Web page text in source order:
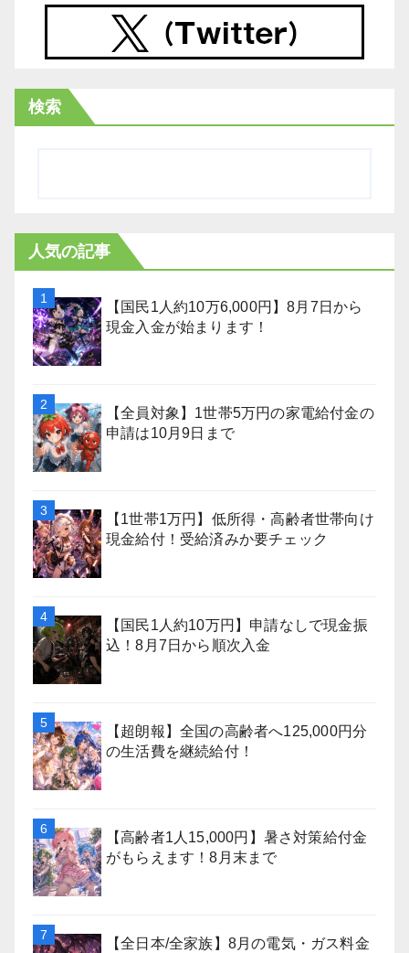
検索
人気の記事
【国民1人約10万6,000円】8月7日から
現金入金が始まります！
【全員対象】1世帯5万円の家電給付金の
申請は10月9日まで
【1世帯1万円】低所得・高齢者世帯向け
現金給付！受給済みか要チェック
【国民1人約10万円】申請なしで現金振
込！8月7日から順次入金
【超朗報】全国の高齢者へ125,000円分
の生活費を継続給付！
【高齢者1人15,000円】暑さ対策給付金
がもらえます！8月末まで
【全日本/全家族】8月の電気・ガス料金